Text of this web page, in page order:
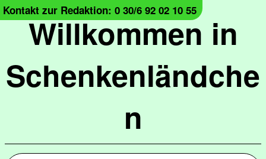
Willkommen in
Schenkenländche
n
Kontakt zur Redaktion: 0 30/6 92 02 10 55